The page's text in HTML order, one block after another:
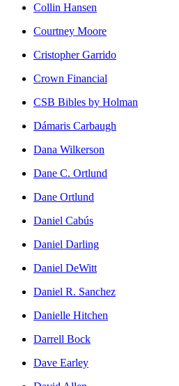
Collin Hansen
Courtney Moore
Cristopher Garrido
Crown Financial
CSB Bibles by Holman
Dámaris Carbaugh
Dana Wilkerson
Dane C. Ortlund
Dane Ortlund
Daniel Cabús
Daniel Darling
Daniel DeWitt
Daniel R. Sanchez
Danielle Hitchen
Darrell Bock
Dave Earley